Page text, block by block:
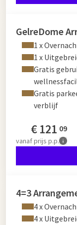
GelreDome
1 x
1 x
Gratis
Gratis
verblijf
€121 09
vanafprijs p.p.
4=3
4 x
4 x